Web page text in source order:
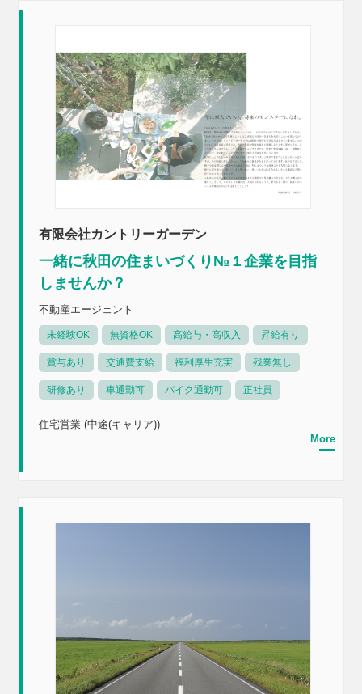
有限会社カントリーガーデン
一緒に秋田の住まいづくり№１企業を目指
しませんか？
不動産エージェント
未経験OK 無資格OK 高給与・高収入 昇給有り
賞与あり 交通費支給 福利厚生充実 残業無し
研修あり 車通勤可 バイク通勤可 正社員
住宅営業 (中途(キャリア))
More